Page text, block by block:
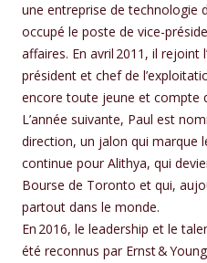
une entreprise de technologie
occupé le poste de vice-
affaires. En avril 2011, il rejoint
président et chef de
encore toute jeune et compte
L’année suivante, Paul est
direction, un jalon qui marque
continue pour Alithya, qui
Bourse de Toronto et qui,
partout dans le monde.
En 2016, le leadership et le
été reconnus par Ernst &